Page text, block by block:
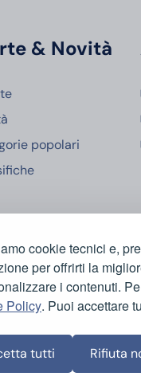
cookie tecnici e,
per offrirti la
i contenuti.
Policy. Puoi accettare
tutti Rifiuta
& Novità
popolari